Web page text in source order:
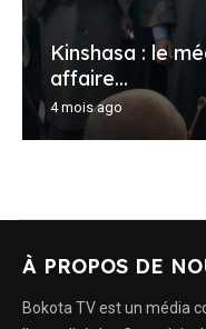
Kinshasa : le
affaire...
4 mois ago
À PROPOS DE
Bokota TV est un média